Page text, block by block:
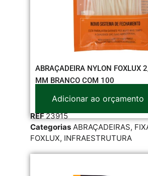
ABRAÇADEIRA NYLON FOXLUX
MM BRANCO COM 100
Adicionar ao orçamento
REF23915
Categorias ABRAÇADEIRAS,
FOXLUX, INFRAESTRUTURA